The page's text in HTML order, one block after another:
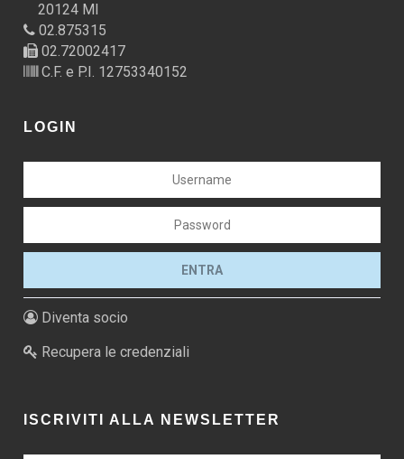
20124 MI
02.875315
02.72002417
C.F. e P.I. 12753340152
LOGIN
Diventa socio
Recupera le credenziali
ISCRIVITI ALLA NEWSLETTER